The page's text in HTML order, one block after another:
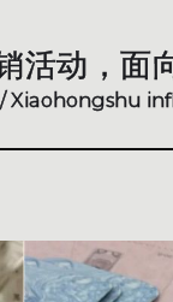
活动，面
Xiaohongshu